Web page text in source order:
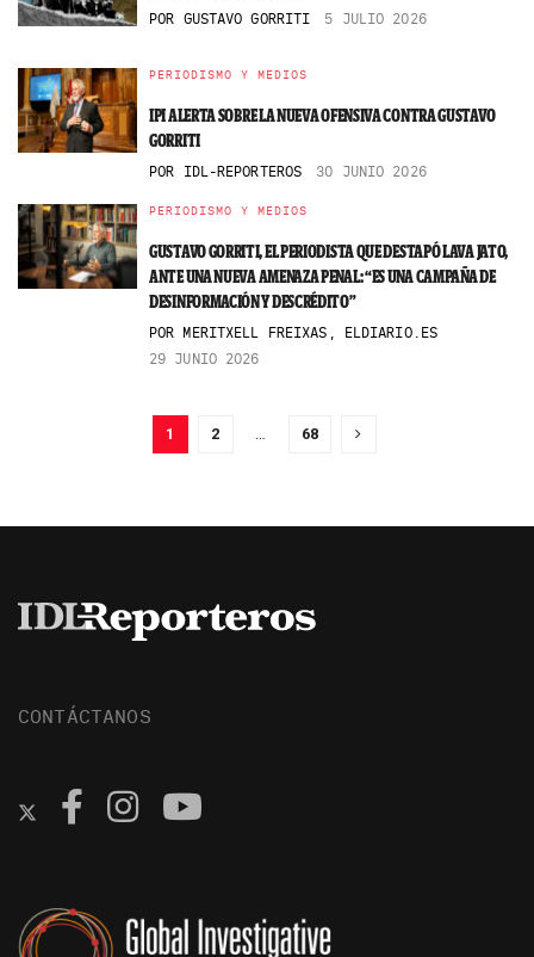
POR GUSTAVO GORRITI 5 JULIO 2026
PERIODISMO Y MEDIOS
IPI ALERTA SOBRE LA NUEVA OFENSIVA CONTRA GUSTAVO
GORRITI
POR IDL-REPORTEROS 30 JUNIO 2026
PERIODISMO Y MEDIOS
GUSTAVO GORRITI, EL PERIODISTA QUE DESTAPÓ LAVA JATO,
ANTE UNA NUEVA AMENAZA PENAL: “ES UNA CAMPAÑA DE
DESINFORMACIÓN Y DESCRÉDITO”
POR MERITXELL FREIXAS, ELDIARIO.ES
29 JUNIO 2026
1 2 68
CONTÁCTANOS